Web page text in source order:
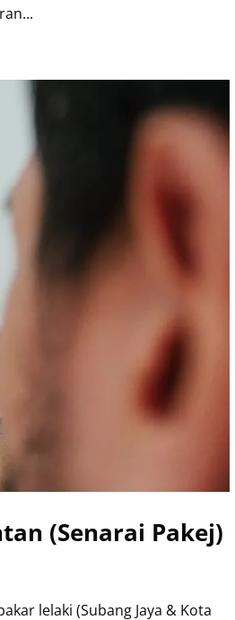
(Senarai Pakej)
lelaki (Subang Jaya & Kota